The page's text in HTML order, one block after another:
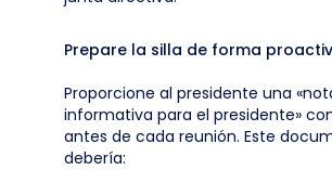
Prepare la silla de forma
Proporcione al presidente una
informativa para el presidente»
antes de cada reunión. Este
debería: